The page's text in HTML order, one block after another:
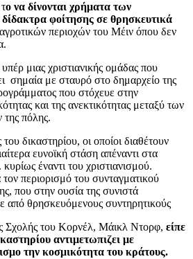
ο να δίνονται χρήματα των
φοίτησης σε θρησκευτικά
περιοχών του Μέιν όπου δεν
μιας χριστιανικής ομάδας που
σημαία με σταυρό στο δημαρχείο της
που στόχευε στην
και της ανεκτικότητας μεταξύ των
της πόλης.
δικαστηρίου, οι οποίοι διαθέτουν
ευνοϊκή στάση απέναντι στα
έναντι του χριστιανισμού.
περιορισμό του συνταγματικού
που στην ουσία της συνιστά
από θρησκευόμενους συντηρητικούς
Σχολής του Κορνέλ, Μάικλ Ντορφ, είπε
αντιμετωπιζει με
την κοσμικότητα του κράτους.